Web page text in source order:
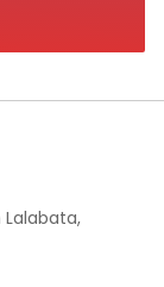
Lalabata,